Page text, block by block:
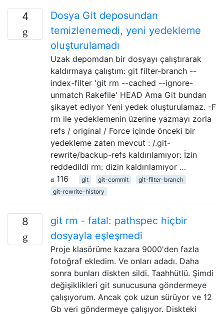
4
Dosya Git deposundan
temizlenemedi, yeni yedekleme
oluşturulamadı
Uzak depomdan bir dosyayı çalıştırarak
kaldırmaya çalıştım: git filter-branch --
index-filter 'git rm --cached --ignore-
unmatch Rakefile' HEAD Ama Git bundan
şikayet ediyor Yeni yedek oluşturulamaz. -F
rm ile yedeklemenin üzerine yazmayı zorla
refs / original / Force içinde önceki bir
yedekleme zaten mevcut : /.git-
rewrite/backup-refs kaldırılamıyor: İzin
reddedildi rm: dizin kaldırılamıyor …
116
git git-commit
git-filter-branch
git-rewrite-history
8
git rm - fatal: pathspec hiçbir
dosyayla eşleşmedi
Proje klasörüme kazara 9000'den fazla
fotoğraf ekledim. Ve onları adadı. Daha
sonra bunları diskten sildi. Taahhütlü. Şimdi
değişiklikleri git sunucusuna göndermeye
çalışıyorum. Ancak çok uzun sürüyor ve 12
Gb veri göndermeye çalışıyor. Diskteki